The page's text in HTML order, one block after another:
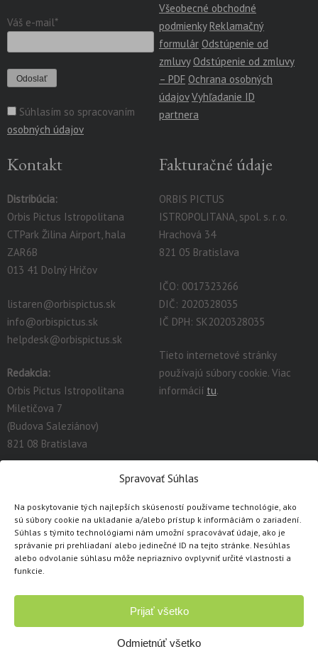
Spravovať Súhlas
Na poskytovanie tých najlepších skúseností používame technológie, ako
sú súbory cookie na ukladanie a/alebo prístup k informáciám o zariadení.
Súhlas s týmito technológiami nám umožní spracovávať údaje, ako je
správanie pri prehliadaní alebo jedinečné ID na tejto stránke. Nesúhlas
alebo odvolanie súhlasu môže nepriaznivo ovplyvniť určité vlastnosti a
funkcie.
Prijať všetko
Odmietnúť všetko
Váš e-mail*
Súhlasím so spracovaním
osobných údajov
Všeobecné obchodné
podmienky Reklamačný
formulár Odstúpenie od
zmluvy Odstúpenie od zmluvy
– PDF Ochrana osobných
údajov Vyhľadanie ID
partnera
Kontakt
Distribúcia:
Orbis Pictus Istropolitana
CTPark Žilina Airport, hala
ZAR6B
013 41 Dolný Hričov
listaren@orbispictus.sk
info@orbispictus.sk
helpdesk@orbispictus.sk
Redakcia:
Orbis Pictus Istropolitana
Miletičova 7
(Budova Saleziánov)
821 08 Bratislava
Fakturačné údaje
ORBIS PICTUS
ISTROPOLITANA, spol. s. r. o.
Hrachová 34
821 05 Bratislava
IČO: 0017323266
DIČ: 2020328035
IČ DPH: SK2020328035
Tieto internetové stránky
používajú súbory cookie. Viac
informácií tu.
Podrobnú dokumentáciu a návody na prácu s E-učebnicami
nájdete tu:https://orbispictus.sk/vyuka-co-naje-fektivnejsie-s-e-
ucebnicami/.
V prípade problémov s e-učebnicami alebo licenciami, prosím
Copyright © 1991 - 2026 Orbis Pictus Istropolitana, spol. s r.o.